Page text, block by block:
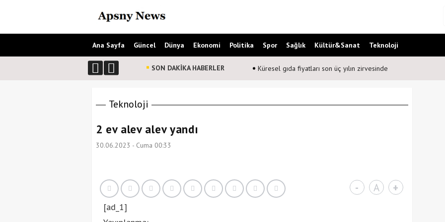
Ana Sayfa Güncel Dünya Ekonomi Politika Spor Sağlık Kültür&Sanat Teknoloji
SON DAKİKA HABERLER Küresel gıda fiyatları son üç yılın zirvesinde
Teknoloji
2 ev alev alev yandı
30.06.2023 - Cuma 00:33
- A +
[ad_1]